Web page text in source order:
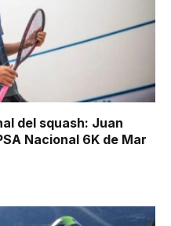
del squash: Juan
Nacional 6K de Mar